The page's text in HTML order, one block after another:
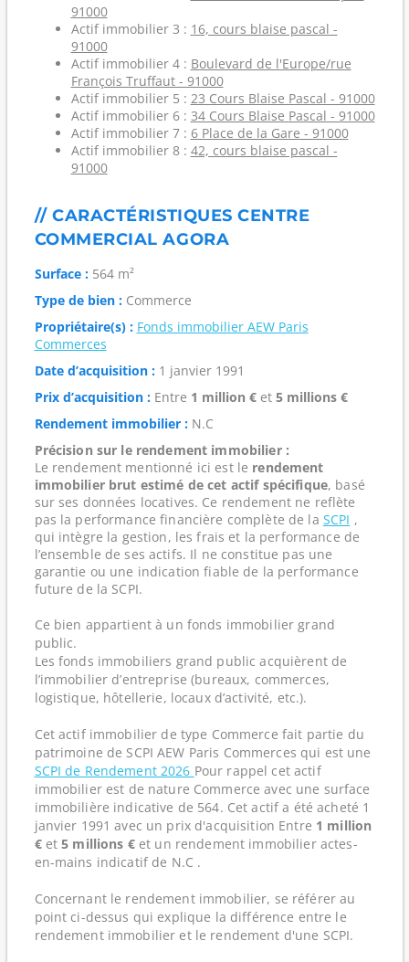
91000
Actif immobilier 3 : 16, cours blaise pascal -
91000
Actif immobilier 4 : Boulevard de l'Europe/rue
François Truffaut - 91000
Actif immobilier 5 : 23 Cours Blaise Pascal - 91000
Actif immobilier 6 : 34 Cours Blaise Pascal - 91000
Actif immobilier 7 : 6 Place de la Gare - 91000
Actif immobilier 8 : 42, cours blaise pascal -
91000
// CARACTÉRISTIQUES CENTRE
COMMERCIAL AGORA
Surface :564 m²
Type de bien :Commerce
Propriétaire(s) : Fonds immobilier AEW Paris
Commerces
Date d’acquisition :1 janvier 1991
Prix d’acquisition :Entre 1 million €et 5 millions €
Rendement immobilier :N.C
Précision sur le rendement immobilier :
Le rendement mentionné ici est le rendement
immobilier brut estimé de cet actif spécifique, basé
sur ses données locatives. Ce rendement ne reflète
pas la performance financière complète de la SCPI ,
qui intègre la gestion, les frais et la performance de
l’ensemble de ses actifs. Il ne constitue pas une
garantie ou une indication fiable de la performance
future de la SCPI.
Ce bien appartient à un fonds immobilier grand
public.
Les fonds immobiliers grand public acquièrent de
l’immobilier d’entreprise (bureaux, commerces,
logistique, hôtellerie, locaux d’activité, etc.).
Cet actif immobilier de type Commerce fait partie du
patrimoine de SCPI AEW Paris Commerces qui est une
SCPI de Rendement 2026 Pour rappel cet actif
immobilier est de nature Commerce avec une surface
immobilière indicative de 564. Cet actif a été acheté 1
janvier 1991 avec un prix d'acquisition Entre 1 million
€et5 millions €et un rendement immobilier actes-
en-mains indicatif de N.C .
Concernant le rendement immobilier, se référer au
point ci-dessus qui explique la différence entre le
rendement immobilier et le rendement d'une SCPI.